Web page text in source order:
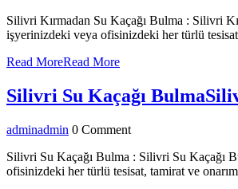
Silivri Kırmadan Su Kaçağı Bulma : Silivri
işyerinizdeki veya ofisinizdeki her türlü
Read MoreRead More
Silivri Su Kaçağı Bulma
adminadmin 0 Comment
Silivri Su Kaçağı Bulma : Silivri Su Kaçağı
ofisinizdeki her türlü tesisat, tamirat ve